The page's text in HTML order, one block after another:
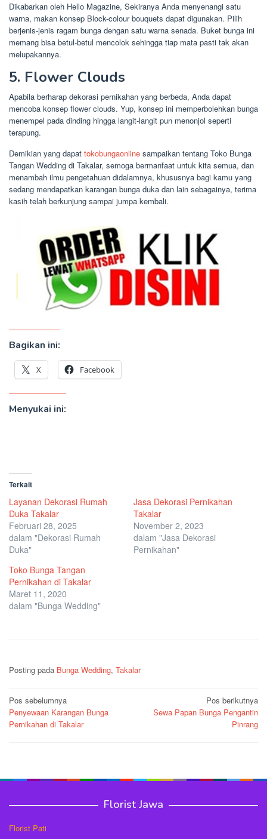
Dikabarkan oleh Hello Magazine, Sekiranya Anda menyenangi satu
warna, makan konsep Block-colour bouquets dapat digunakan. Pilih
berjenis-jenis ragam bunga dengan satu warna senada. Buket bunga ini
memang bisa betul-betul mencolok sehingga tiap mata pasti tak akan
melupakannya.
5. Flower Clouds
Apabila berharap dekorasi pernikahan yang berbeda, Anda dapat
mencoba konsep flower clouds. Yup, konsep ini memperbolehkan bunga
menempel pada dinding hingga langit-langit pun menonjol seperti
terapung.
Demikian yang dapat tokobungaonline sampaikan tentang Toko Bunga
Tangan Wedding di Takalar, semoga bermanfaat untuk kita semua, dan
menambah ilmu pengetahuan didalamnya, khususnya bagi kamu yang
sedang mendapatkan karangan bunga duka dan lain sebagainya, terima
kasih telah berkunjung sampai jumpa kembali.
Bagikan ini:
X Facebook
Menyukai ini:
Terkait
Layanan Dekorasi Rumah
Duka Takalar
Februari 28, 2025
dalam "Dekorasi Rumah
Duka"
Jasa Dekorasi Pernikahan
Takalar
November 2, 2023
dalam "Jasa Dekorasi
Pernikahan"
Toko Bunga Tangan
Pernikahan di Takalar
Maret 11, 2020
dalam "Bunga Wedding"
Posting pada Bunga Wedding, Takalar
Navigasi
pos
Pos sebelumnya
Penyewaan Karangan Bunga
Pernikahan di Takalar
Pos berikutnya
Sewa Papan Bunga Pengantin
Pinrang
Florist Jawa
Florist Pati